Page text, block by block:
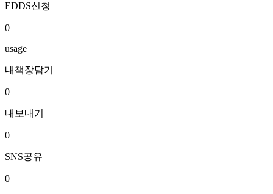
EDDS신청
0
usage
내책장담기
0
내보내기
0
SNS공유
0